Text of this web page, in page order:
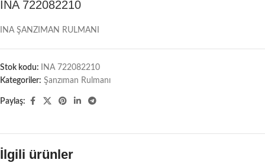
INA 722082210
INA ŞANZIMAN RULMANI
Stok kodu:
INA 722082210
Kategoriler: Şanzıman Rulmanı
Paylaş:
İlgili ürünler